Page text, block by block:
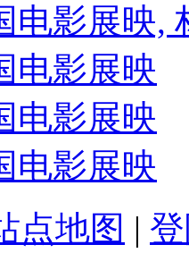
电影展映,
电影展映
电影展映
电影展映
点地图 |